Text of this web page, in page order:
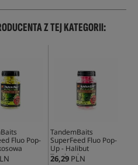
Z TEJ KATEGORII:
Fluo Pop-
TandemBaits
SuperFeed Fluo Pop-
Up - Halibut
Truskawka
26,29 PLN